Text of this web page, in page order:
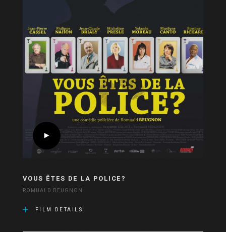
VOUS ÊTES DE LA POLICE?
ROMUALD BEUGNON
FILM DETAILS